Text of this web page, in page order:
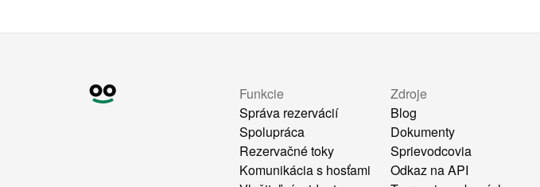
Funkcie
Správa rezervácií
Spolupráca
Rezervačné toky
Komunikácia s hosťami
Zdroje
Blog
Dokumenty
Sprievodcovia
Odkaz na API